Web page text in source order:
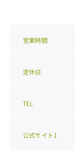
営業時間
定休日
TEL
公式サイト1